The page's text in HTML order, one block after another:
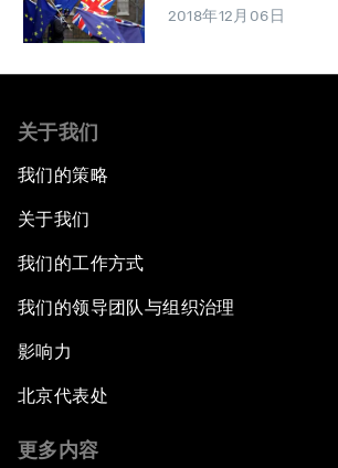
2018年12月06日
关于我们
我们的策略
关于我们
我们的工作方式
我们的领导团队与组织治理
影响力
北京代表处
更多内容